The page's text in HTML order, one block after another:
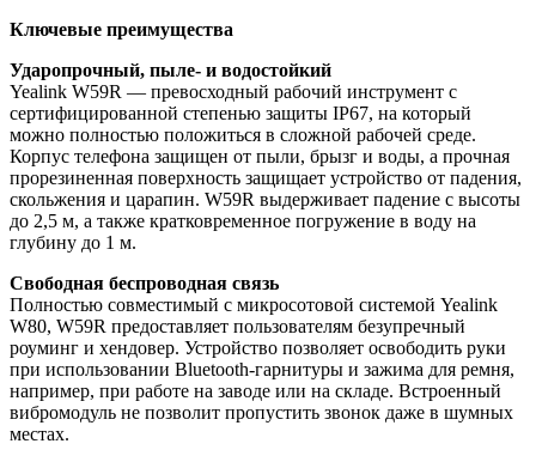
Ключевые преимущества
Ударопрочный, пыле- и водостойкий
Yealink W59R — превосходный рабочий инструмент с
сертифицированной степенью защиты IP67, на который
можно полностью положиться в сложной рабочей среде.
Корпус телефона защищен от пыли, брызг и воды, а прочная
прорезиненная поверхность защищает устройство от падения,
скольжения и царапин. W59R выдерживает падение с высоты
до 2,5 м, а также кратковременное погружение в воду на
глубину до 1 м.
Свободная беспроводная связь
Полностью совместимый с микросотовой системой Yealink
W80, W59R предоставляет пользователям безупречный
роуминг и хендовер. Устройство позволяет освободить руки
при использовании Bluetooth-гарнитуры и зажима для ремня,
например, при работе на заводе или на складе. Встроенный
вибромодуль не позволит пропустить звонок даже в шумных
местах.